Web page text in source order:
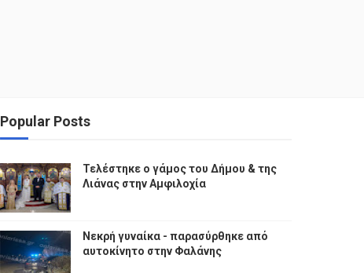
Popular Posts
Τελέστηκε ο γάμος του Δήμου & της
Λιάνας στην Αμφιλοχία
Νεκρή γυναίκα - παρασύρθηκε από
αυτοκίνητο στην Φαλάνης